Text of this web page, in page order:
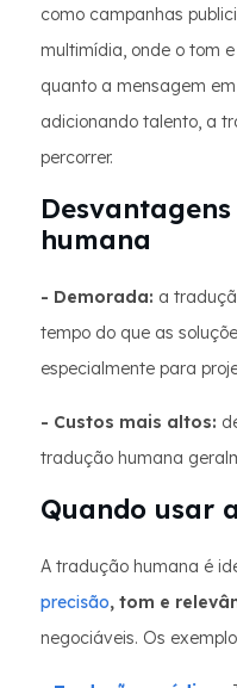
como campanhas
multimídia, onde o tom
quanto a mensagem
adicionando talento, a
percorrer.
humana
- Demorada: a
tempo do que as
especialmente para
- Custos mais altos:
tradução humana
Quando usar
A tradução humana é
precisão, tom e
negociáveis. Os